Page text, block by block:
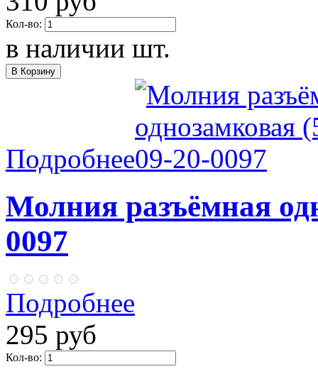
Кол-во:
в наличии шт.
Подробнее
Молния разъёмная
0097
Подробнее
295 руб
Кол-во: